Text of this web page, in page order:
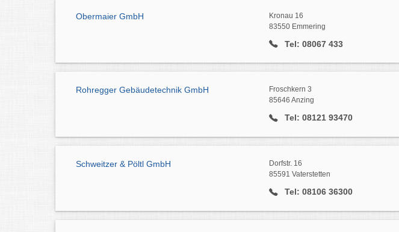
Obermaier GmbH
Kronau 16
83550 Emmering
Tel: 08067 433
Rohregger Gebäudetechnik GmbH
Froschkern 3
85646 Anzing
Tel: 08121 93470
Schweitzer & Pöltl GmbH
Dorfstr. 16
85591 Vaterstetten
Tel: 08106 36300